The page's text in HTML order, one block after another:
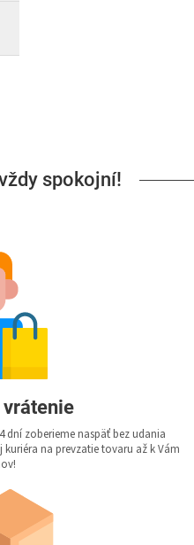
spokojní!
dní zoberieme naspäť bez udania
na prevzatie tovaru až k Vám